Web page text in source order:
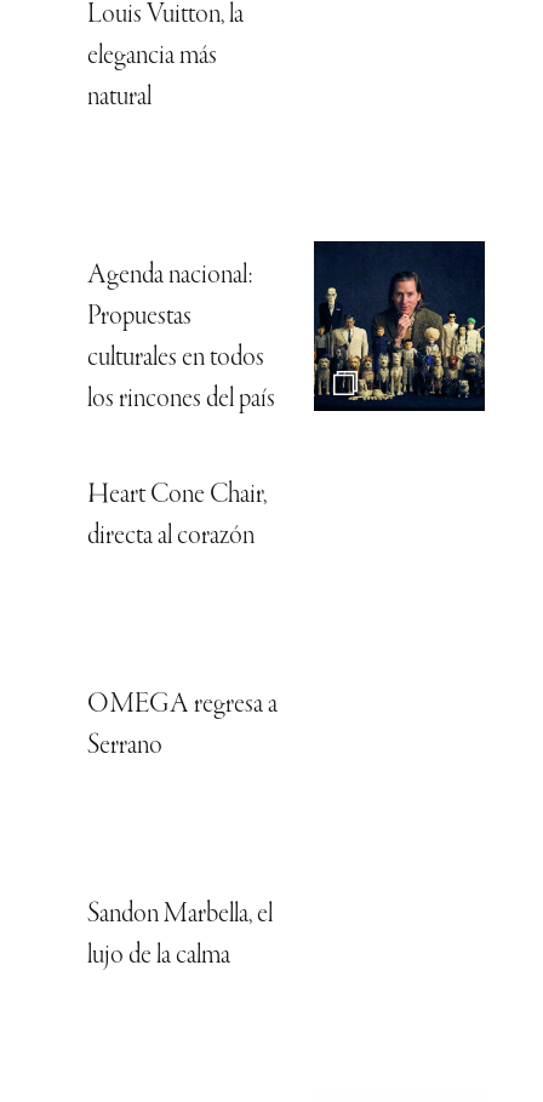
Louis Vuitton, la
elegancia más
natural
Agenda nacional:
Propuestas
culturales en todos
los rincones del país
Heart Cone Chair,
directa al corazón
OMEGA regresa a
Serrano
Sandon Marbella, el
lujo de la calma